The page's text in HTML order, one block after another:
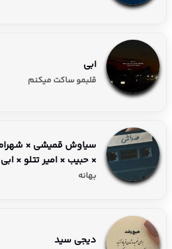
ابی
قلبمو ساکت میکنم
سیاوش قمیشی ×
× حبیب × امیر تتلو × ابی
بهانه
دیجی سید